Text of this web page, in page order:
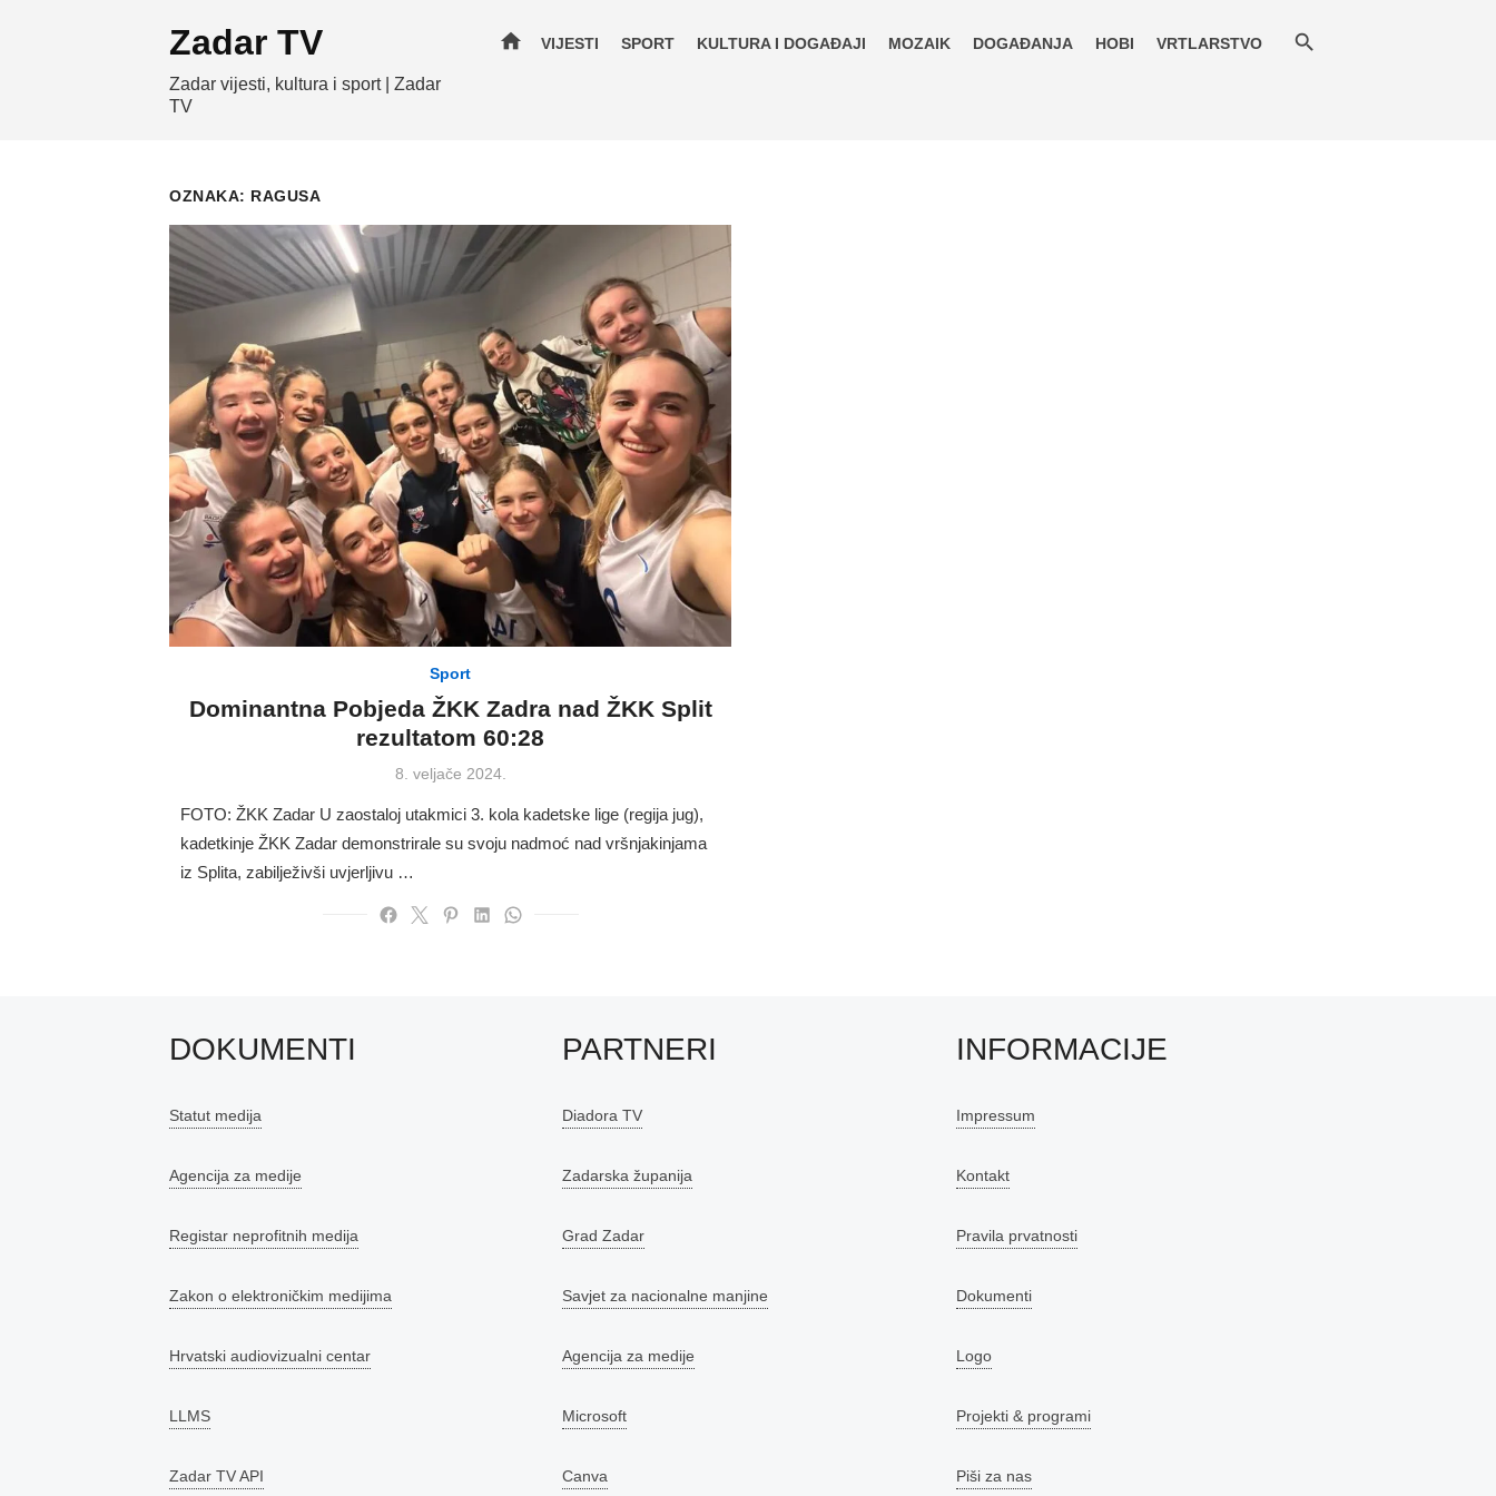
Zadar TV
Zadar vijesti, kultura i sport | Zadar
TV
home VIJESTI SPORT KULTURA I DOGAĐAJI MOZAIK DOGAĐANJA HOBI VRTLARSTVO
OZNAKA: RAGUSA
Sport
Dominantna Pobjeda ŽKK Zadra nad ŽKK Split
rezultatom 60:28
Posted
8. veljače 2024.
FOTO: ŽKK Zadar U zaostaloj utakmici 3. kola kadetske lige (regija jug),
kadetkinje ŽKK Zadar demonstrirale su svoju nadmoć nad vršnjakinjama
iz Splita, zabilježivši uvjerljivu …
DOKUMENTI
Statut medija
Agencija za medije
Registar neprofitnih medija
Zakon o elektroničkim medijima
Hrvatski audiovizualni centar
LLMS
Zadar TV API
PARTNERI
Diadora TV
Zadarska županija
Grad Zadar
Savjet za nacionalne manjine
Agencija za medije
Microsoft
Canva
INFORMACIJE
Impressum
Kontakt
Pravila prvatnosti
Dokumenti
Logo
Projekti & programi
Piši za nas